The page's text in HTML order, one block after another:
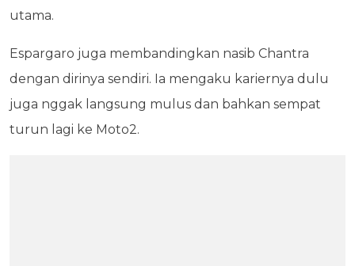
utama.
Espargaro juga membandingkan nasib Chantra
dengan dirinya sendiri. Ia mengaku kariernya dulu
juga nggak langsung mulus dan bahkan sempat
turun lagi ke Moto2.